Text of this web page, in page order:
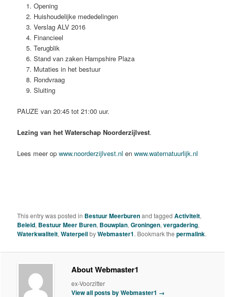
Opening
Huishoudelijke mededelingen
Verslag ALV 2016
Financieel
Terugblik
Stand van zaken Hampshire Plaza
Mutaties in het bestuur
Rondvraag
Sluiting
PAUZE van 20:45 tot 21:00 uur.
Lezing van het Waterschap Noorderzijlvest.
Lees meer opwww.noorderzijlvest.nl enwww.waternatuurlijk.nl
This entry was posted in Bestuur Meerburenand taggedActiviteit,
Beleid, Bestuur Meer Buren, Bouwplan,Groningen,vergadering,
Waterkwaliteit,WaterpeilbyWebmaster1. Bookmark thepermalink.
About Webmaster1
ex-Voorzitter
View all posts by Webmaster1 →